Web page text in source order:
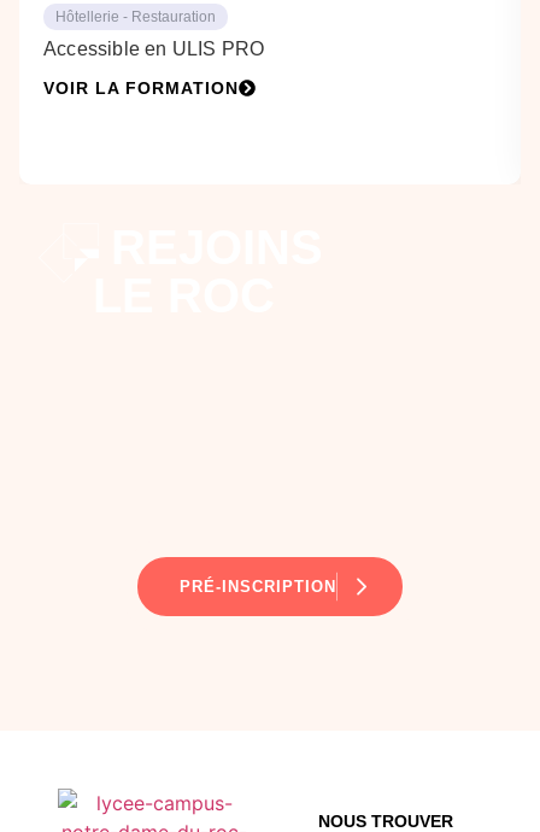
Hôtellerie - Restauration
Accessible en ULIS PRO
VOIR LA FORMATION
PRÉ-INSCRIPTION
NOUS TROUVER